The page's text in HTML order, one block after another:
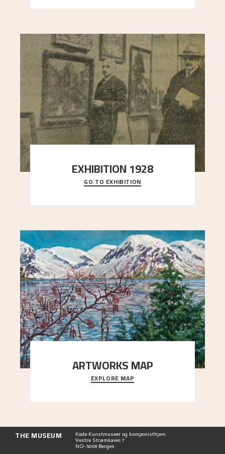
EXHIBITION 1928
When Astrup died in 1928, his friends Moritz Kaland
Simon Thorbjørnsen at the Art Society took
GO TO EXHIBITION
ARTWORKS MAP
Explore the locations and viewpoints in Astrup's
art.
EXPLORE MAP
THE MUSEUM Kode Kunstmuseer og komponisthjem
Vestre Strømkaien 7
NO-5008 Bergen